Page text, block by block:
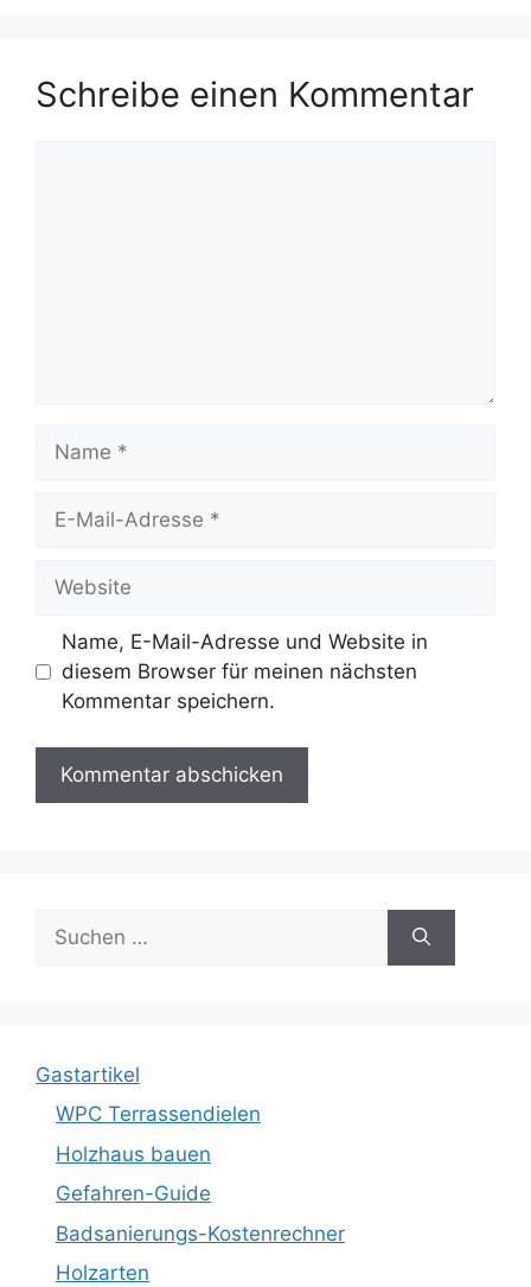
Schreibe einen Kommentar
Name
Website
Name, E-Mail-Adresse und Website in
diesem Browser für meinen nächsten
Kommentar speichern.
nach:
Gastartikel
WPC Terrassendielen
Holzhaus bauen
Gefahren-Guide
Badsanierungs-Kostenrechner
Holzarten